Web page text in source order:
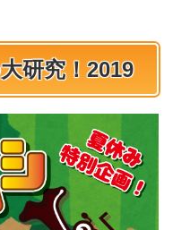
研究！2019